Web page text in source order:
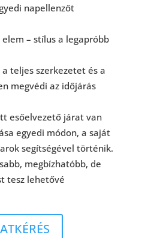
napellenzőt
– stílus a legapróbb
teljes szerkezetet és a
megvédi az időjárás
esőelvezető járat van
egyedi módon, a saját
segítségével történik.
megbízhatóbb, de
tesz lehetővé